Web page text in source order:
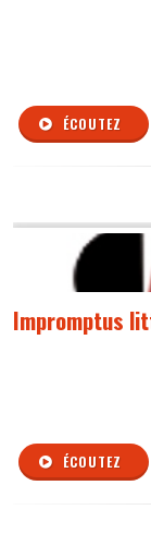
ÉCOUTEZ
Impromptus
ÉCOUTEZ